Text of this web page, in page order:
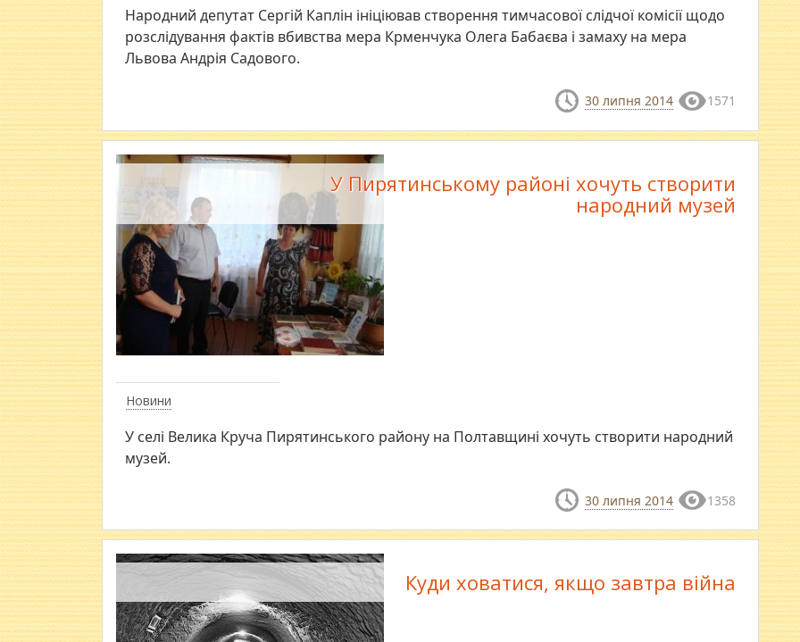
Народний депутат Сергій Каплін ініціював створення тимчасової слідчої комісії щодо
розслідування фактів вбивства мера Крменчука Олега Бабаєва і замаху на мера
Львова Андрія Садового.
30 липня 2014 1571
Новини
У Пирятинському районі хочуть створити
народний музей
У селі Велика Круча Пирятинського району на Полтавщині хочуть створити народний
музей.
30 липня 2014 1358
Куди ховатися, якщо завтра війна